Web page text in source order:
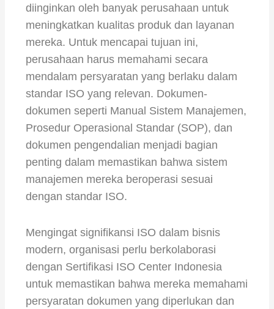
diinginkan oleh banyak perusahaan untuk
meningkatkan kualitas produk dan layanan
mereka. Untuk mencapai tujuan ini,
perusahaan harus memahami secara
mendalam persyaratan yang berlaku dalam
standar ISO yang relevan. Dokumen-
dokumen seperti Manual Sistem Manajemen,
Prosedur Operasional Standar (SOP), dan
dokumen pengendalian menjadi bagian
penting dalam memastikan bahwa sistem
manajemen mereka beroperasi sesuai
dengan standar ISO.
Mengingat signifikansi ISO dalam bisnis
modern, organisasi perlu berkolaborasi
dengan Sertifikasi ISO Center Indonesia
untuk memastikan bahwa mereka memahami
persyaratan dokumen yang diperlukan dan